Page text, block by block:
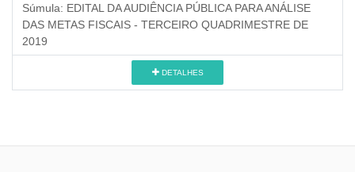
Súmula: EDITAL DA AUDIÊNCIA PÚBLICA PARA ANÁLISE
DAS METAS FISCAIS - TERCEIRO QUADRIMESTRE DE
2019
DETALHES